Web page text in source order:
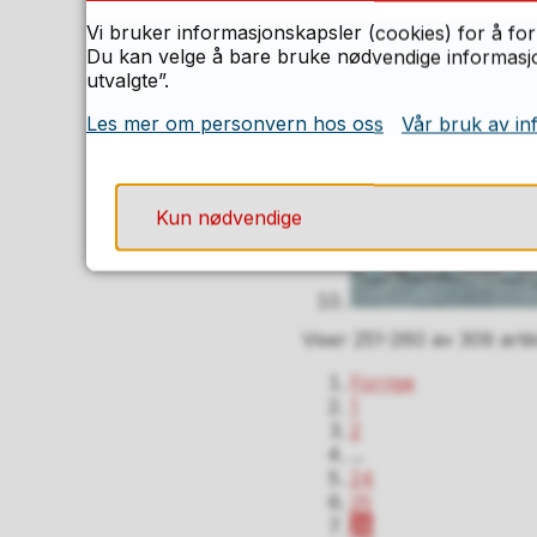
Viser
251-260 av 309
Forrige
24
25
Vi bruker informasjonskapsler (cookies) for å
Du kan velge å bare bruke nødvendige
utvalgte”.
Les mer om personvern hos oss
Vår bruk av
Kun nødvendige